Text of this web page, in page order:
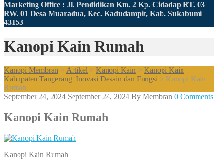
Marketing Office : Jl. Pendidikan Km. 2 Kp. Cidadap RT. 03
RW. 01 Desa Muaradua, Kec. Kadudampit, Kab. Sukabumi
43153
Kanopi Kain Rumah
Kanopi Membran > Artikel > Kanopi Kain > Kanopi Kain
Kabupaten Tangerang: Inovasi Desain dan Fungsi > Kanopi Kain
Rumah
September 24, 2024 September 24, 2024 By Membran 0 Comments
Kanopi Kain Rumah
Kanopi Kain Rumah